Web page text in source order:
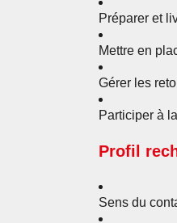
Préparer et
Mettre en
Gérer les
Participer à
Profil
Sens du